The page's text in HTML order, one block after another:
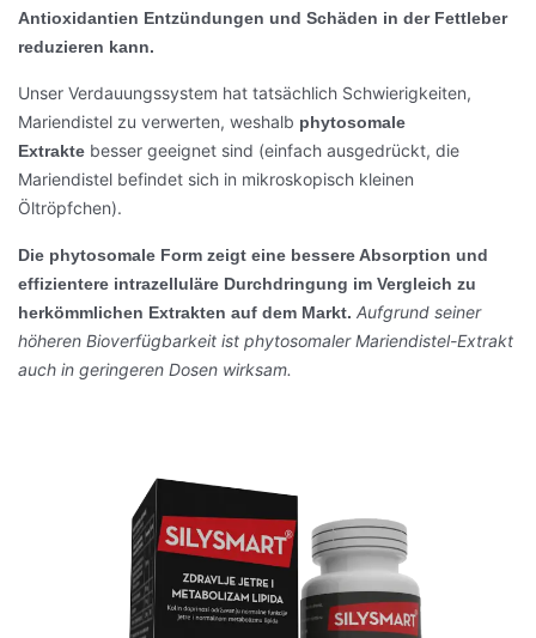
Antioxidantien Entzündungen und Schäden in der Fettleber
reduzieren kann.
Unser Verdauungssystem hat tatsächlich Schwierigkeiten,
Mariendistel zu verwerten, weshalb phytosomale
Extrakte besser geeignet sind (einfach ausgedrückt, die
Mariendistel befindet sich in mikroskopisch kleinen
Öltröpfchen).
Die phytosomale Form zeigt eine bessere Absorption und
effizientere intrazelluläre Durchdringung im Vergleich zu
herkömmlichen Extrakten auf dem Markt. Aufgrund seiner
höheren Bioverfügbarkeit ist phytosomaler Mariendistel-Extrakt
auch in geringeren Dosen wirksam.